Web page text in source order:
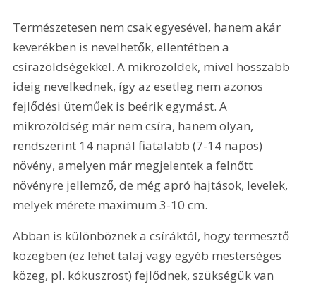
Természetesen nem csak egyesével, hanem akár
keverékben is nevelhetők, ellentétben a
csírazöldségekkel. A mikrozöldek, mivel hosszabb
ideig nevelkednek, így az esetleg nem azonos
fejlődési üteműek is beérik egymást. A
mikrozöldség már nem csíra, hanem olyan,
rendszerint 14 napnál fiatalabb (7-14 napos)
növény, amelyen már megjelentek a felnőtt
növényre jellemző, de még apró hajtások, levelek,
melyek mérete maximum 3-10 cm.
Abban is különböznek a csíráktól, hogy termesztő
közegben (ez lehet talaj vagy egyéb mesterséges
közeg, pl. kókuszrost) fejlődnek, szükségük van